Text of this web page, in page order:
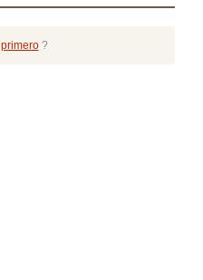
primero?